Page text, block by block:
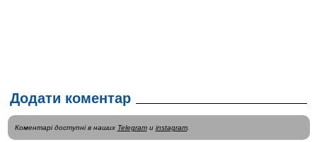
Додати коментар
Коментарі доступні в наших Telegramи instagram.